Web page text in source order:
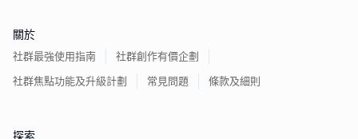
關於
社群最強使用指南
社群創作有價企劃
社群焦點功能及升級計劃
常見問題 條款及細則
探索